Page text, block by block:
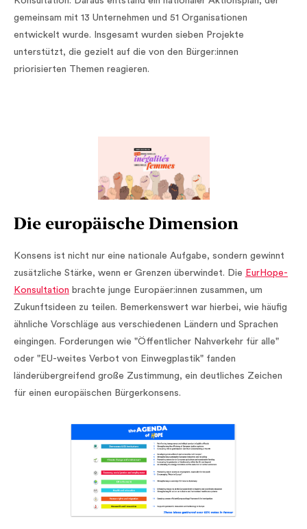
gemeinsam mit 13 Unternehmen und 51 Organisationen
entwickelt wurde. Insgesamt wurden sieben Projekte
unterstützt, die gezielt auf die von den Bürger:innen
priorisierten Themen reagieren.
Die europäische Dimension
Konsens ist nicht nur eine nationale Aufgabe, sondern gewinnt
zusätzliche Stärke, wenn er Grenzen überwindet. Die EurHope-
Konsultation brachte junge Europäer:innen zusammen, um
Zukunftsideen zu teilen. Bemerkenswert war hierbei, wie häufig
ähnliche Vorschläge aus verschiedenen Ländern und Sprachen
eingingen. Forderungen wie "Öffentlicher Nahverkehr für alle"
oder "EU-weites Verbot von Einwegplastik" fanden
länderübergreifend große Zustimmung, ein deutliches Zeichen
für einen europäischen Bürgerkonsens.